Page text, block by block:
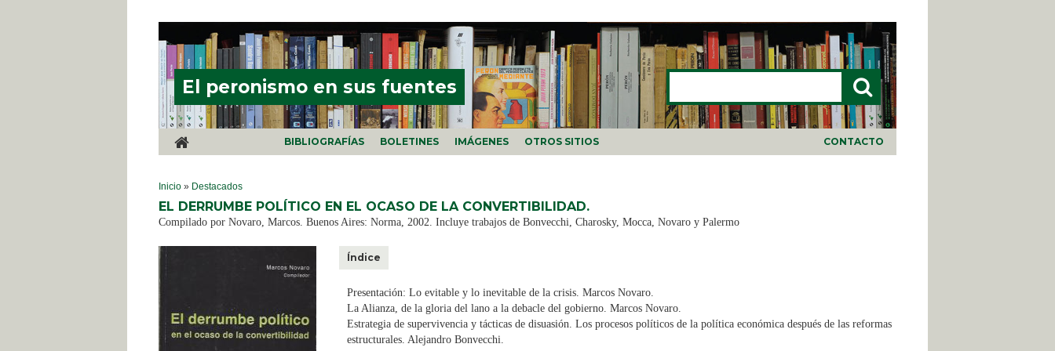
El peronismo en sus fuentes
Buscar
BIBLIOGRAFÍAS BOLETINES IMÁGENES OTROS SITIOS CONTACTO
SE ENCUENTRA USTED AQUÍ
Inicio » Destacados
EL DERRUMBE POLÍTICO EN EL OCASO DE LA CONVERTIBILIDAD.
Compilado por Novaro, Marcos. Buenos Aires: Norma, 2002. Incluye trabajos de Bonvecchi, Charosky, Mocca, Novaro y Palermo
Índice
Presentación: Lo evitable y lo inevitable de la crisis. Marcos Novaro.
La Alianza, de la gloria del lano a la debacle del gobierno. Marcos Novaro.
Estrategia de supervivencia y tácticas de disuasión. Los procesos políticos de la política económica después de las reformas
estructurales. Alejandro Bonvecchi.